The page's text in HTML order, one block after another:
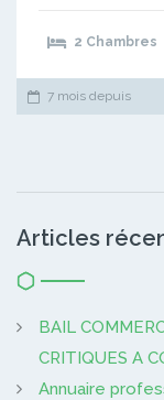
2 Chambres
7 mois depuis
Articles
BAIL
CRITIQUES A
Annuaire